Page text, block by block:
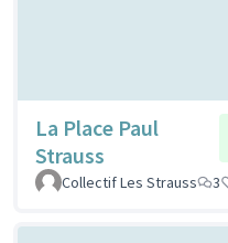
La Place Paul
Strauss
Collectif Les Strauss
3